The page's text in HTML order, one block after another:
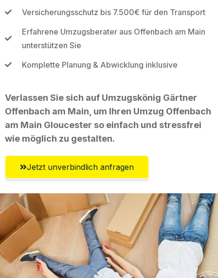
Versicherungsschutz bis 7.500€ für den Transport
Erfahrene Umzugsberater aus Offenbach am Main
unterstützen Sie
Komplette Planung & Abwicklung inklusive
Verlassen Sie sich auf Umzugskönig Gärtner
Offenbach am Main, um Ihren Umzug Offenbach
am Main Gloucester so einfach und stressfrei
wie möglich zu gestalten.
Jetzt unverbindlich anfragen